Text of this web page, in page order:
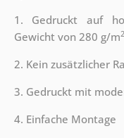
1. Gedruckt auf
Gewicht von 280 g/m2
2. Kein zusätzlicher
3. Gedruckt mit
4. Einfache Montage